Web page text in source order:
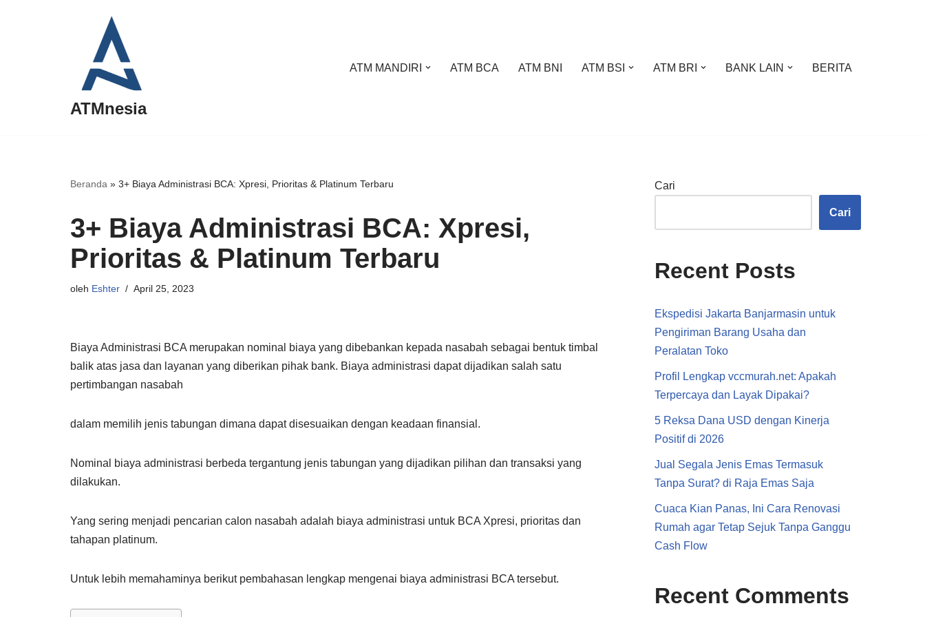
ATMnesia
ATM MANDIRI ATM BCA ATM BNI ATM BSI ATM BRI BANK LAIN BERITA
Beranda » 3+ Biaya Administrasi BCA: Xpresi, Prioritas & Platinum Terbaru
3+ Biaya Administrasi BCA: Xpresi,
Prioritas & Platinum Terbaru
oleh Eshter April 25, 2023
Biaya Administrasi BCA merupakan nominal biaya yang dibebankan kepada nasabah sebagai bentuk timbal
balik atas jasa dan layanan yang diberikan pihak bank. Biaya administrasi dapat dijadikan salah satu
pertimbangan nasabah
dalam memilih jenis tabungan dimana dapat disesuaikan dengan keadaan finansial.
Nominal biaya administrasi berbeda tergantung jenis tabungan yang dijadikan pilihan dan transaksi yang
dilakukan.
Yang sering menjadi pencarian calon nasabah adalah biaya administrasi untuk BCA Xpresi, prioritas dan
tahapan platinum.
Untuk lebih memahaminya berikut pembahasan lengkap mengenai biaya administrasi BCA tersebut.
Cari
Cari
Recent Posts
Ekspedisi Jakarta Banjarmasin untuk
Pengiriman Barang Usaha dan
Peralatan Toko
Profil Lengkap vccmurah.net: Apakah
Terpercaya dan Layak Dipakai?
5 Reksa Dana USD dengan Kinerja
Positif di 2026
Jual Segala Jenis Emas Termasuk
Tanpa Surat? di Raja Emas Saja
Cuaca Kian Panas, Ini Cara Renovasi
Rumah agar Tetap Sejuk Tanpa Ganggu
Cash Flow
Recent Comments